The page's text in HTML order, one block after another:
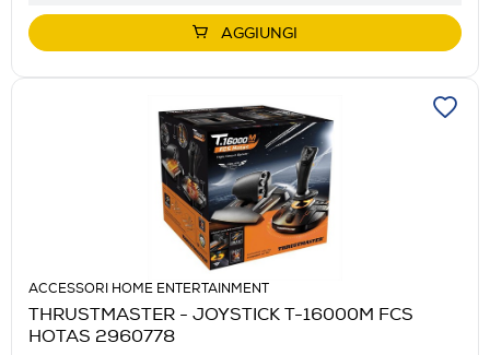
AGGIUNGI
ACCESSORI HOME ENTERTAINMENT
THRUSTMASTER - JOYSTICK T-16000M FCS
HOTAS 2960778